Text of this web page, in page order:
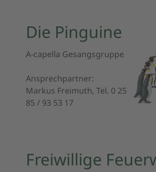
Die Pinguine
A-capella Gesangsgruppe
Ansprechpartner:
Markus Freimuth, Tel. 0 25
85 / 93 53 17
Freiwillige